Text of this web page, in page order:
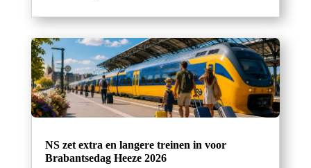
NS zet extra en langere treinen in voor
Brabantsedag Heeze 2026